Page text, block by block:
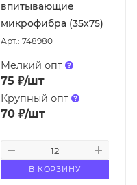
впитывающие
микрофибра (35х75)
Арт.: 748980
Мелкий опт
75 ₽/шт
Крупный опт
70₽/шт
В КОРЗИНУ